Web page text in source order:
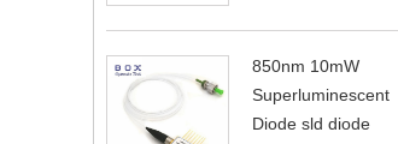
850nm 10mW
Superluminescent
Diode sld diode